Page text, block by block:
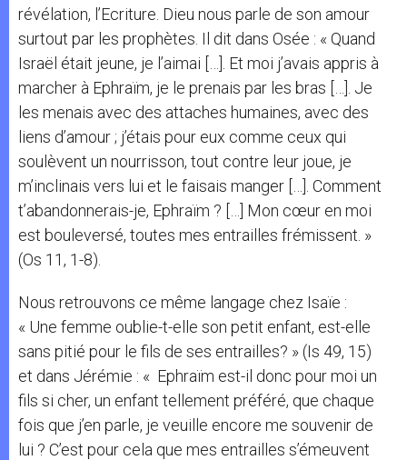
révélation, l’Ecriture. Dieu nous parle de son amour
surtout par les prophètes. Il dit dans Osée : « Quand
Israël était jeune, je l’aimai […]. Et moi j’avais appris à
marcher à Ephraïm, je le prenais par les bras […]. Je
les menais avec des attaches humaines, avec des
liens d’amour ; j’étais pour eux comme ceux qui
soulèvent un nourrisson, tout contre leur joue, je
m’inclinais vers lui et le faisais manger […]. Comment
t’abandonnerais-je, Ephraïm ? […] Mon cœur en moi
est bouleversé, toutes mes entrailles frémissent. »
(Os 11, 1-8).
Nous retrouvons ce même langage chez Isaïe :
« Une femme oublie-t-elle son petit enfant, est-elle
sans pitié pour le fils de ses entrailles? » (Is 49, 15)
et dans Jérémie : « Ephraïm est-il donc pour moi un
fils si cher, un enfant tellement préféré, que chaque
fois que j’en parle, je veuille encore me souvenir de
lui ? C’est pour cela que mes entrailles s’émeuvent